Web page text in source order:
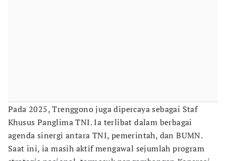
Pada 2025, Trenggono juga dipercaya sebagai Staf
Khusus Panglima TNI. Ia terlibat dalam berbagai
agenda sinergi antara TNI, pemerintah, dan BUMN.
Saat ini, ia masih aktif mengawal sejumlah program